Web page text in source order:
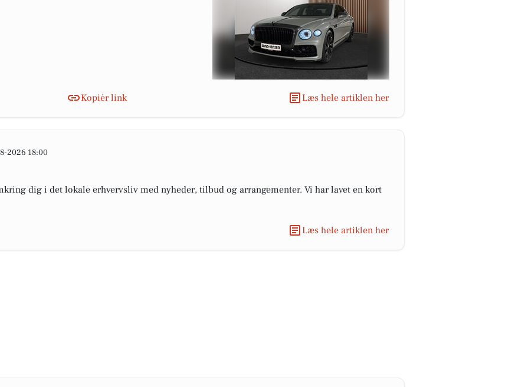
Kopiér link Læs hele artiklen her
2026 18:00
dig i det lokale erhvervsliv med nyheder, tilbud og arrangementer. Vi har lavet en kort
Læs hele artiklen her